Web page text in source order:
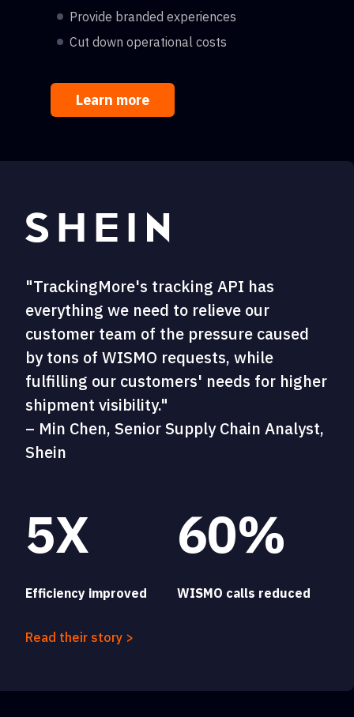
Provide branded experiences
Cut down operational costs
Learn more
"TrackingMore's tracking API has
everything we need to relieve our
customer team of the pressure caused
by tons of WISMO requests, while
fulfilling our customers' needs for higher
shipment visibility."
– Min Chen, Senior Supply Chain Analyst,
Shein
5X
Efficiency improved
60%
WISMO calls reduced
Read their story >